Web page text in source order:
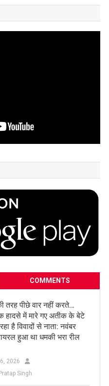
COMMENTS
तरह पीछे वार नहीं करते…
हादसे में मारे गए अतीक के बेटे
है विवादों से नाता: नवंबर
हुआ था धमकी भरा रील
2026
Singh